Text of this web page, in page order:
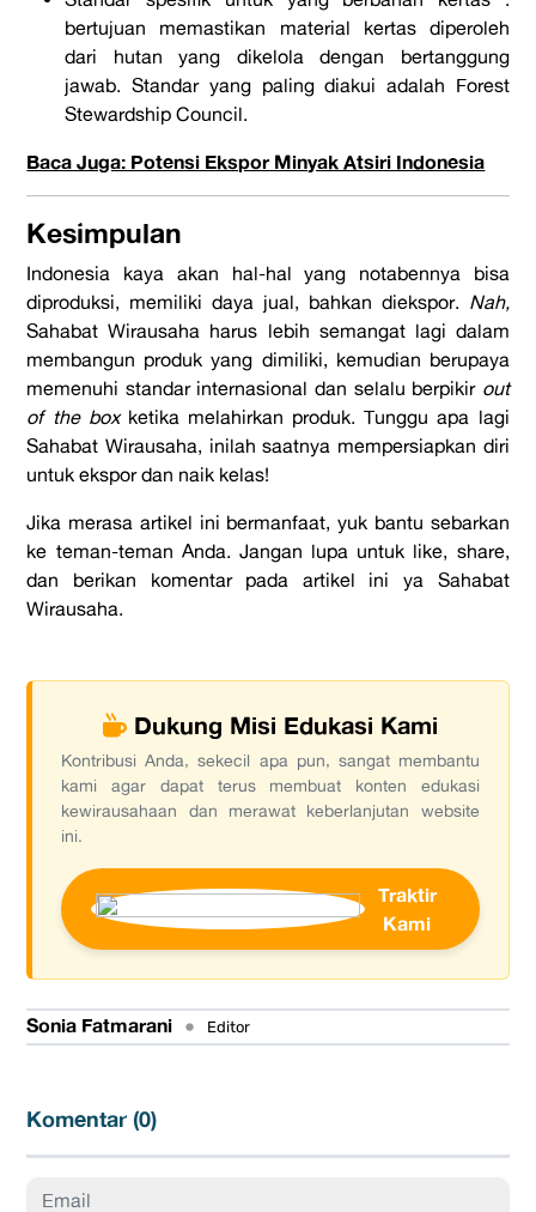
bertujuan memastikan material kertas diperoleh
dari hutan yang dikelola dengan bertanggung
jawab. Standar yang paling diakui adalah Forest
Stewardship Council.
Baca Juga: Potensi Ekspor Minyak Atsiri Indonesia
Kesimpulan
Indonesia kaya akan hal-hal yang notabennya bisa
diproduksi, memiliki daya jual, bahkan diekspor. Nah,
Sahabat Wirausaha harus lebih semangat lagi dalam
membangun produk yang dimiliki, kemudian berupaya
memenuhi standar internasional dan selalu berpikir out
of the boxketika melahirkan produk. Tunggu apa lagi
Sahabat Wirausaha, inilah saatnya mempersiapkan diri
untuk ekspor dan naik kelas!
Jika merasa artikel ini bermanfaat, yuk bantu sebarkan
ke teman-teman Anda. Jangan lupa untuk like, share,
dan berikan komentar pada artikel ini ya Sahabat
Wirausaha.
Dukung Misi Edukasi Kami
Kontribusi Anda, sekecil apa pun, sangat membantu
kami agar dapat terus membuat konten edukasi
kewirausahaan dan merawat keberlanjutan website
ini.
Traktir
Kami
Sonia Fatmarani • Editor
Komentar (0)